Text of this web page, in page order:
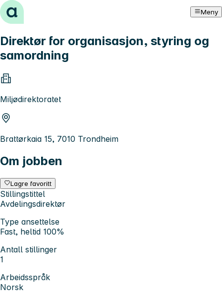
Hopp til innhold Meny
Direktør for organisasjon, styring og
samordning
Miljødirektoratet
Brattørkaia 15, 7010 Trondheim
Om jobben
Lagre favoritt
Stillingstittel
Avdelingsdirektør
Type ansettelse
Fast, heltid 100%
Antall stillinger
1
Arbeidsspråk
Norsk